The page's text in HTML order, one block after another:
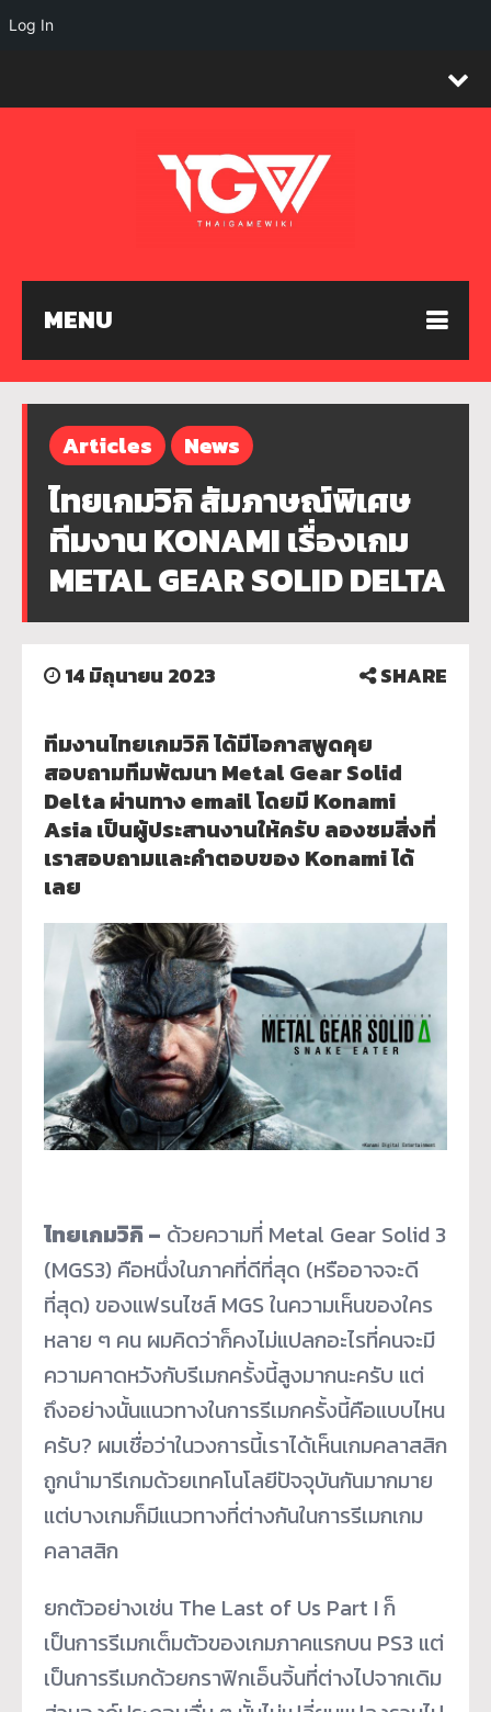
MENU
Articles News
ไทยเกมวิกิ สัมภาษณ์พิเศษ
ทีมงาน KONAMI เรื่องเกม
METAL GEAR SOLID DELTA
14 มิถุนายน 2023 SHARE
ทีมงานไทยเกมวิกิ ได้มีโอกาสพูดคุย
สอบถามทีมพัฒนา Metal Gear Solid
Delta ผ่านทาง email โดยมี Konami
Asia เป็นผู้ประสานงานให้ครับ ลองชมสิ่งที่
เราสอบถามและคำตอบของ Konami ได้
เลย
ไทยเกมวิกิ – ด้วยความที่ Metal Gear Solid 3
(MGS3) คือหนึ่งในภาคที่ดีที่สุด (หรืออาจจะดี
ที่สุด) ของแฟรนไชส์ MGS ในความเห็นของใคร
หลาย ๆ คน ผมคิดว่าก็คงไม่แปลกอะไรที่คนจะมี
ความคาดหวังกับรีเมกครั้งนี้สูงมากนะครับ แต่
ถึงอย่างนั้นแนวทางในการรีเมกครั้งนี้คือแบบไหน
ครับ? ผมเชื่อว่าในวงการนี้เราได้เห็นเกมคลาสสิก
ถูกนำมารีเกมด้วยเทคโนโลยีปัจจุบันกันมากมาย
แต่บางเกมก็มีแนวทางที่ต่างกันในการรีเมกเกม
คลาสสิก
ยกตัวอย่างเช่น The Last of Us Part I ก็
เป็นการรีเมกเต็มตัวของเกมภาคแรกบน PS3 แต่
เป็นการรีเมกด้วยกราฟิกเอ็นจิ้นที่ต่างไปจากเดิม
Log In